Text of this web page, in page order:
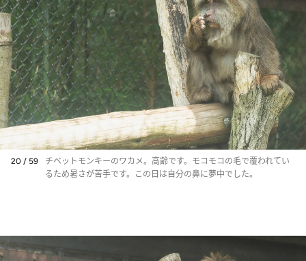
20 / 59
チベットモンキーのワカメ。高齢です。モコモコの毛で覆われてい
るため暑さが苦手です。この日は自分の鼻に夢中でした。